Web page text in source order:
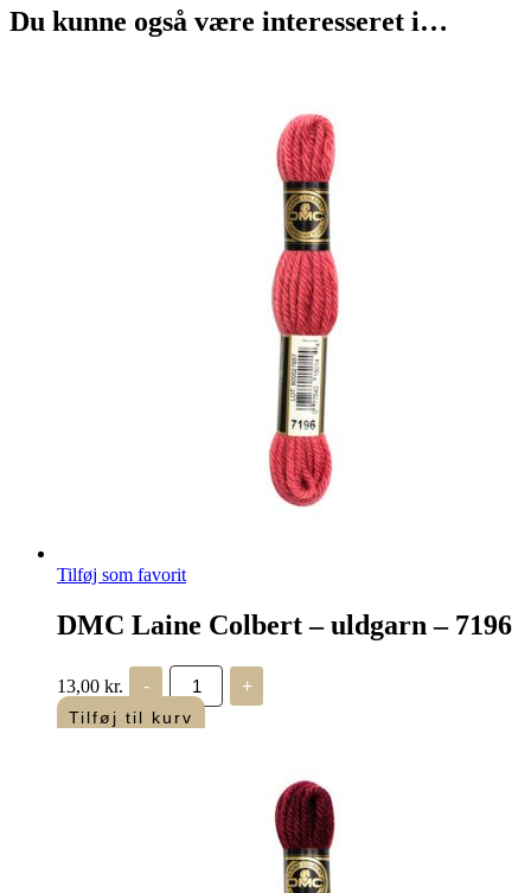
Du kunne også være interesseret i…
Tilføj som favorit
DMC Laine Colbert – uldgarn – 7196
13,00 kr. -
DMC
Laine
Colbert
-
+
Tilføj til kurv